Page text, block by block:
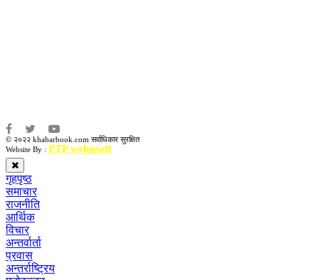
© २०२२ khabarbook.com सर्वाधिकार सुरक्षित
Website By : PTP webnsoft
गृहपृष्ठ
समाचार
राजनीति
आर्थिक
विचार
अन्तर्वार्ता
प्रवास
अन्तर्राष्ट्रिय